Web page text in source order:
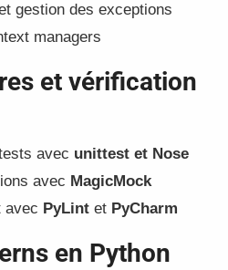
gestion des exceptions
managers
et vérification
avec unittest et Nose
avec MagicMock
avec PyLintet PyCharm
en Python